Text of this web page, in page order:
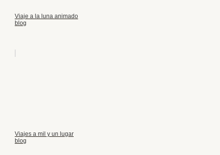
Viaje a la luna animado
blog
Viajes a mil y un lugar
blog